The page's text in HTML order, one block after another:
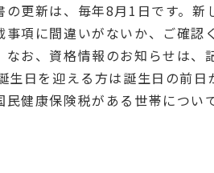
更新は、毎年8月1日です。新
事項に間違いがないか、ご確
なお、資格情報のお知らせは、
日を迎える方は誕生日の前日
健康保険税がある世帯につい